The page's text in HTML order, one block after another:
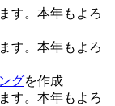
す。本年もよろ
す。本年もよろ
グを作成
す。本年もよろ